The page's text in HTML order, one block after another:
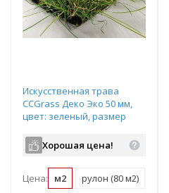
Искусственная трава
CCGrass Деко Эко 50 мм,
цвет: зеленый, размер
резка)Хорошая цена!
Цена: м2 рулон (80 м2)